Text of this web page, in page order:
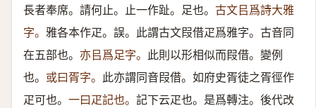
長者奉席。請何止。止一作趾。足也。 古文㠯爲詩大雅
字。 雅各本作疋。誤。此謂古文叚借疋爲雅字。古音同
在五部也。 亦㠯爲足字。 此則以形相似而叚借。變例
也。 或曰胥字。 此亦謂同音叚借。如府史胥徒之胥徑作
疋可也。 一曰疋記也。 記下云疋也。是爲轉注。後代改